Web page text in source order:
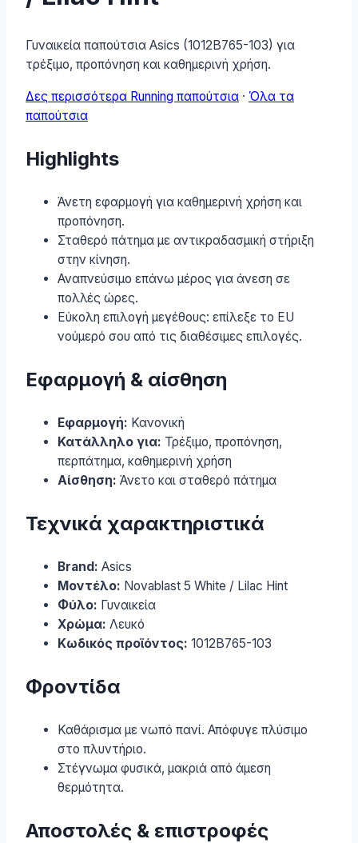
Γυναικεία παπούτσια Asics (1012B765-103) για
τρέξιμο, προπόνηση και καθημερινή χρήση.
Δες περισσότερα Running παπούτσια · Όλα τα
παπούτσια
Highlights
Άνετη εφαρμογή για καθημερινή χρήση και
προπόνηση.
Σταθερό πάτημα με αντικραδασμική στήριξη
στην κίνηση.
Αναπνεύσιμο επάνω μέρος για άνεση σε
πολλές ώρες.
Εύκολη επιλογή μεγέθους: επίλεξε το EU
νούμερό σου από τις διαθέσιμες επιλογές.
Εφαρμογή & αίσθηση
Εφαρμογή: Κανονική
Κατάλληλο για: Τρέξιμο, προπόνηση,
περπάτημα, καθημερινή χρήση
Αίσθηση: Άνετο και σταθερό πάτημα
Τεχνικά χαρακτηριστικά
Brand: Asics
Μοντέλο: Novablast 5 White / Lilac Hint
Φύλο: Γυναικεία
Χρώμα: Λευκό
Κωδικός προϊόντος: 1012B765-103
Φροντίδα
Καθάρισμα με νωπό πανί. Απόφυγε πλύσιμο
στο πλυντήριο.
Στέγνωμα φυσικά, μακριά από άμεση
θερμότητα.
Αποστολές & επιστροφές